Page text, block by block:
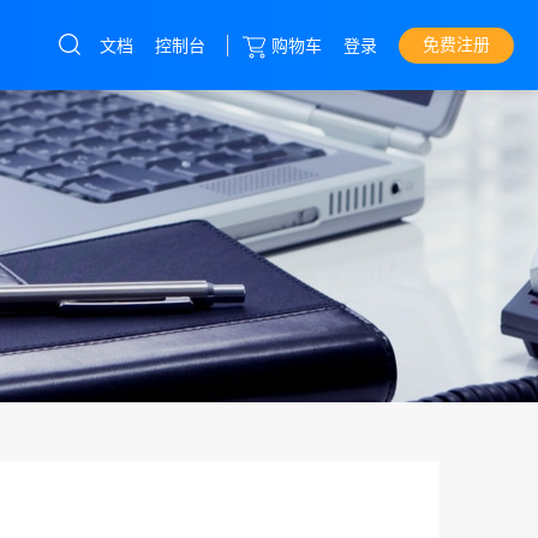
云服务器直达热门产品
控制台
产品
高防服务器
宿主机
文档 控制台 购物车 登录 免费注册